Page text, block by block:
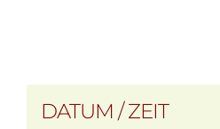
DATUM / ZEIT